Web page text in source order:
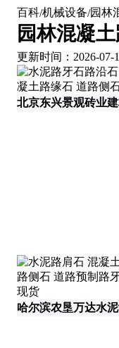
百科/机械设备/园林
园林混凝
更新时间：2026-07-